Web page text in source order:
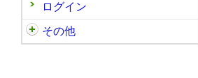
ログイン
その他